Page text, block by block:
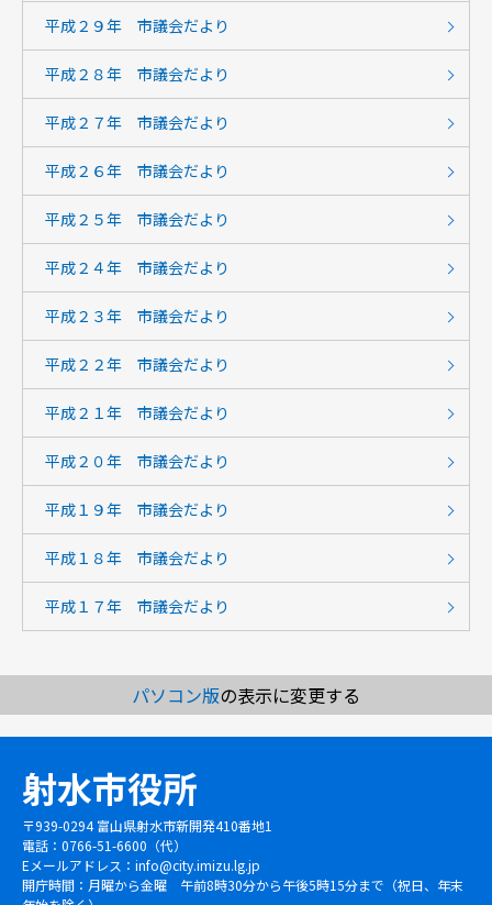
平成２９年 市議会だより
平成２８年 市議会だより
平成２７年 市議会だより
平成２６年 市議会だより
平成２５年 市議会だより
平成２４年 市議会だより
平成２３年 市議会だより
平成２２年 市議会だより
平成２１年 市議会だより
平成２０年 市議会だより
平成１９年 市議会だより
平成１８年 市議会だより
平成１７年 市議会だより
パソコン版の表示に変更する
射水市役所
〒939-0294 富山県射水市新開発410番地1
電話：0766-51-6600（代）
Eメールアドレス： info@city.imizu.lg.jp
開庁時間：月曜から金曜 午前8時30分から午後5時15分まで（祝日、年末